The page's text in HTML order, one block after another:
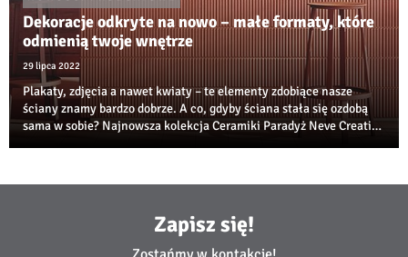
Dekoracje odkryte na nowo – małe formaty, które
odmienią twoje wnętrze
29 lipca 2022
Plakaty, zdjęcia a nawet kwiaty – te elementy zdobiące nasze
ściany znamy bardzo dobrze. A co, gdyby ściana stała się ozdobą
sama w sobie? Najnowsza kolekcja Ceramiki Paradyż Neve Creative
Zapisz się!